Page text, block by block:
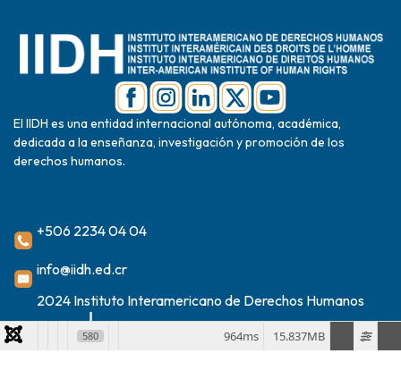
El IIDH es una entidad internacional autónoma, académica,
dedicada a la enseñanza, investigación y promoción de los
derechos humanos.
+506 2234 04 04
info@iidh.ed.cr
2024 Instituto Interamericano de Derechos Humanos
580 15.837MB
964ms